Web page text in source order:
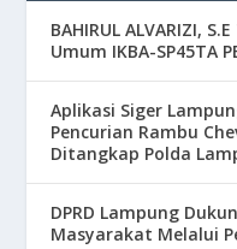
BAHIRUL ALVARIZI,
Umum IKBA-SP45TA
Aplikasi Siger
Pencurian Rambu
Ditangkap Polda
DPRD Lampung
Masyarakat Melalui